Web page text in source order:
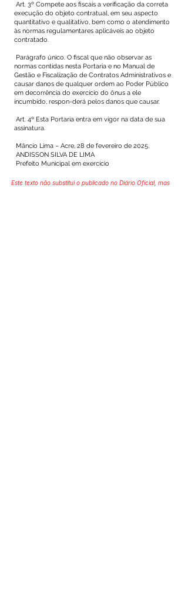
Art. 3º Compete aos fiscais a verificação da correta
execução do objeto contratual, em seu aspecto
quantitativo e qualitativo, bem como o atendimento
às normas regulamentares aplicáveis ao objeto
contratado.
Parágrafo único. O fiscal que não observar as
normas contidas nesta Portaria e no Manual de
Gestão e Fiscalização de Contratos Administrativos e
causar danos de qualquer ordem ao Poder Público
em decorrência do exercício do ônus a ele
incumbido, respon-derá pelos danos que causar.
Art. 4º Esta Portaria entra em vigor na data de sua
assinatura.
Mâncio Lima – Acre, 28 de fevereiro de 2025.
ANDISSON SILVA DE LIMA
Prefeito Municipal em exercício
Este texto não substitui o publicado no Diário Oficial, mas